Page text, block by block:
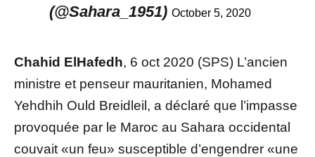
(@Sahara_1951) October 5, 2020
Chahid ElHafedh, 6 oct 2020 (SPS) L’ancien
ministre et penseur mauritanien, Mohamed
Yehdhih Ould Breidleil, a déclaré que l’impasse
provoquée par le Maroc au Sahara occidental
couvait «un feu» susceptible d’engendrer «une